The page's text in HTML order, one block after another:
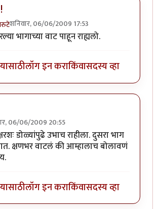
शनिवार, 06/06/2009 17:53
भागाच्या वाट पाहून राह्यलो.
लॉग इन कराकिंवासदस्य व्हा
06/06/2009 20:55
डोळ्यांपुढे उभाच राहीला. दुसरा भाग
क्षणभर वाटलं की आम्हालाच बोलावणं
लॉग इन कराकिंवासदस्य व्हा